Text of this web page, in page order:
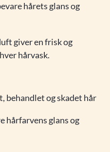
hårets glans og
giver en frisk og
hårvask.
behandlet og skadet hår
hårfarvens glans og